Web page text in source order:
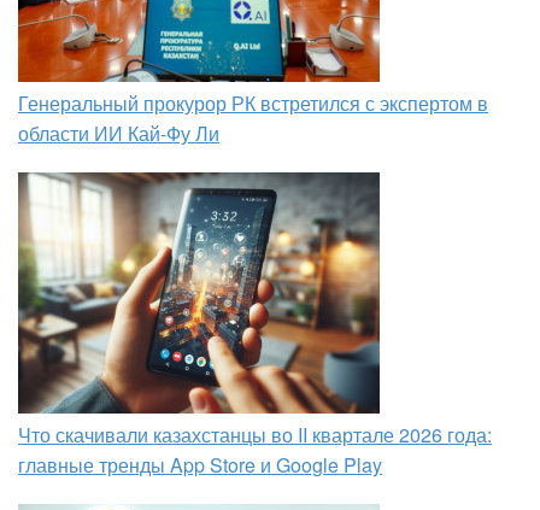
Генеральный прокурор РК встретился с экспертом в
области ИИ Кай-Фу Ли
Что скачивали казахстанцы во II квартале 2026 года:
главные тренды App Store и Google Play